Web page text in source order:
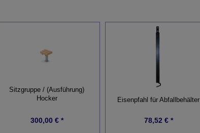
Sitzgruppe / (Ausführung)
Hocker
300,00 € *
Eisenpfahl für Abfallbehälter
78,52 € *